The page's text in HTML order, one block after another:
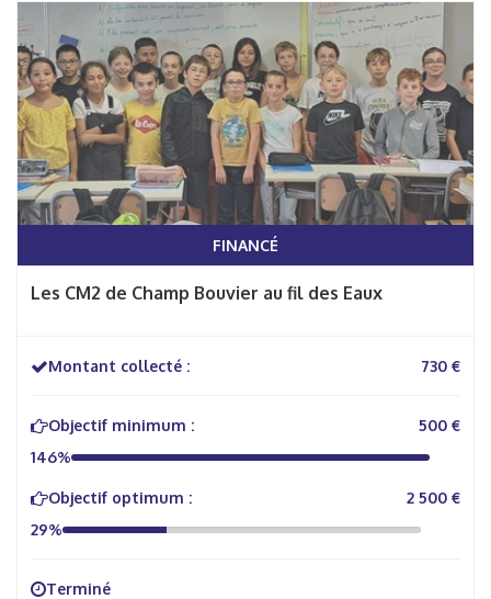
FINANCÉ
Les CM2 de Champ Bouvier au fil des Eaux
Montant collecté : 730 €
Objectif minimum :
500 €
146%
Objectif optimum :
2 500 €
29%
Terminé